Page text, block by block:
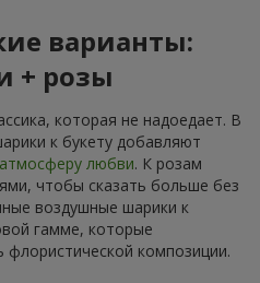
варианты:
+ розы
которая не надоедает. В
к букету добавляют
атмосферу любви. К розам
чтобы сказать больше без
воздушные шарики к
гамме, которые
флористической композиции.